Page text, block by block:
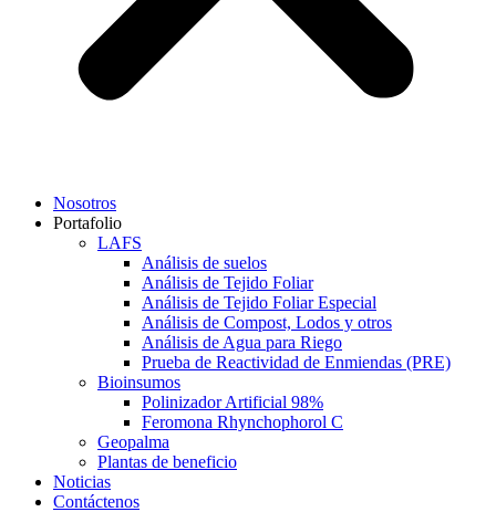
Nosotros
Portafolio
LAFS
Análisis de suelos
Análisis de Tejido Foliar
Análisis de Tejido Foliar Especial
Análisis de Compost, Lodos y otros
Análisis de Agua para Riego
Prueba de Reactividad de Enmiendas (PRE)
Bioinsumos
Polinizador Artificial 98%
Feromona Rhynchophorol C
Geopalma
Plantas de beneficio
Noticias
Contáctenos